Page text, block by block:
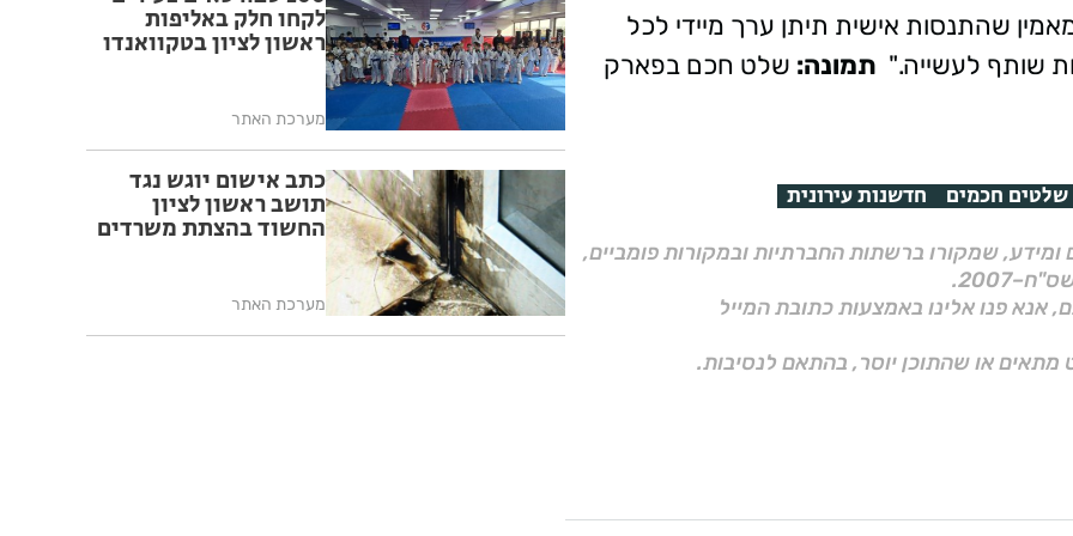
שהתנסות אישית תיתן ערך מיידי לכל
שותף לעשייה." תמונה: שלט חכם בפארק
שלטים חכמים חדשנות עירונית
ומידע, שמקורו ברשתות החברתיות ובמקורות פומביים,
אנא פנו אלינו באמצעות כתובת המייל
מתאים או שהתוכן יוסר, בהתאם לנסיבות.
לקחו חלק באליפות
ראשון לציון בטקוואנדו
מערכת האתר
כתב אישום יוגש נגד
תושב ראשון לציון
החשוד בהצתת משרדים
מערכת האתר